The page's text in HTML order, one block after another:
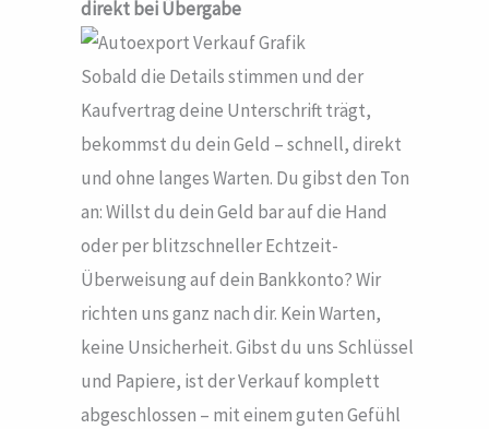
direkt bei Übergabe
Sobald die Details stimmen und der
Kaufvertrag deine Unterschrift trägt,
bekommst du dein Geld – schnell, direkt
und ohne langes Warten. Du gibst den Ton
an: Willst du dein Geld bar auf die Hand
oder per blitzschneller Echtzeit-
Überweisung auf dein Bankkonto? Wir
richten uns ganz nach dir. Kein Warten,
keine Unsicherheit. Gibst du uns Schlüssel
und Papiere, ist der Verkauf komplett
abgeschlossen – mit einem guten Gefühl